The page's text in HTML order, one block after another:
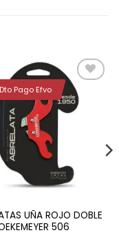
Añadir
lista de
UÑA ROJO DOBLE
506
Pago Efvo